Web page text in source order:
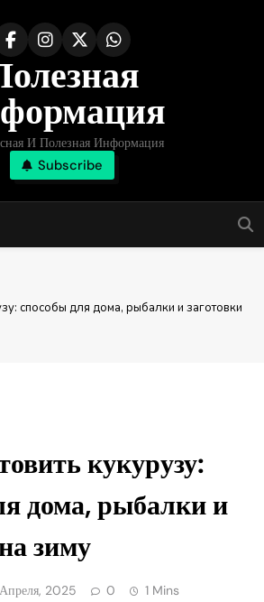
И Полезная Информация
Subscribe
способы для дома, рыбалки и заготовки
кукурузу:
дома, рыбалки и
зиму
2025 0 1 Mins